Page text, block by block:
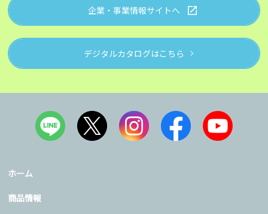
企業・事業情報サイトへ
デジタルカタログはこちら
ホーム
商品情報